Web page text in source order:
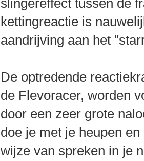
slingereffect tussen de
kettingreactie is
aandrijving aan het
De optredende
de Flevoracer, worden
door een zeer grote
doe je met je heupen
wijze van spreken in je